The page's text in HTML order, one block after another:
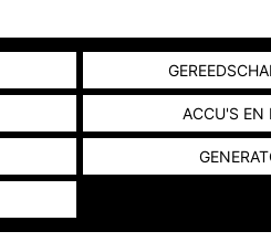
ACCU'S EN